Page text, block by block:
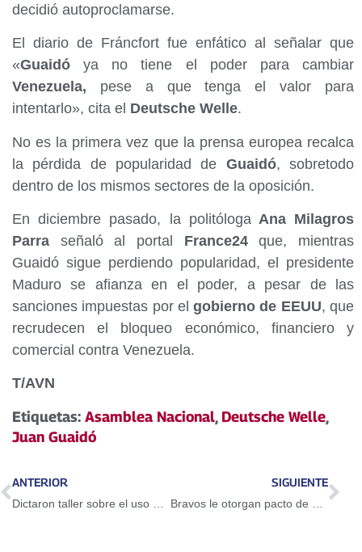
decidió autoproclamarse.
El diario de Fráncfort fue enfático al señalar que
«Guaidó ya no tiene el poder para cambiar
Venezuela, pese a que tenga el valor para
intentarlo», cita el Deutsche Welle.
No es la primera vez que la prensa europea recalca
la pérdida de popularidad de Guaidó, sobretodo
dentro de los mismos sectores de la oposición.
En diciembre pasado, la politólogaAna Milagros
Parra señaló al portal France24que, mientras
Guaidó sigue perdiendo popularidad, el presidente
Maduro se afianza en el poder, a pesar de las
sanciones impuestas por elgobierno de EEUU, que
recrudecen el bloqueo económico, financiero y
comercial contra Venezuela.
T/AVN
Etiquetas: Asamblea Nacional, Deutsche Welle,
Juan Guaidó
ANTERIOR SIGUIENTE